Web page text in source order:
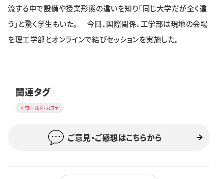
流する中で設備や授業形態の違いを知り「同じ大学だが全く違
う」と驚く学生もいた。 今回、国際関係、工学部は現地の会場
を理工学部とオンラインで結びセッションを実施した。
関連タグ
ワールド・カフェ
ご意見・ご感想はこちらから